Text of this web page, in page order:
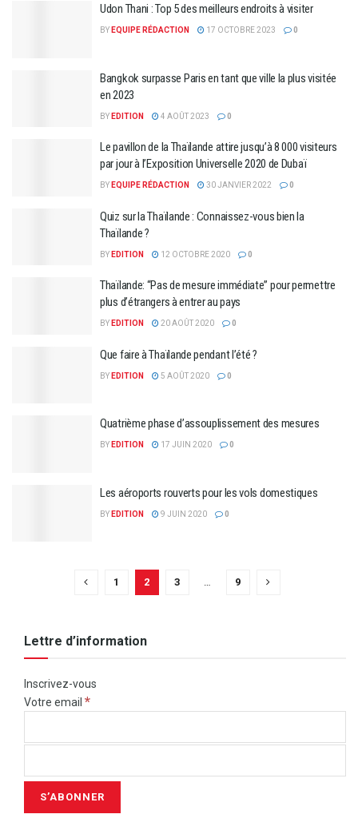
Udon Thani : Top 5 des meilleurs endroits à visiter
BY EQUIPE RÉDACTION 17 OCTOBRE 2023 0
Bangkok surpasse Paris en tant que ville la plus visitée
en 2023
BY EDITION 4 AOÛT 2023 0
Le pavillon de la Thaïlande attire jusqu’à 8 000 visiteurs
par jour à l’Exposition Universelle 2020 de Dubaï
BY EQUIPE RÉDACTION 30 JANVIER 2022 0
Quiz sur la Thaïlande : Connaissez-vous bien la
Thaïlande ?
BY EDITION 12 OCTOBRE 2020 0
Thaïlande: “Pas de mesure immédiate” pour permettre
plus d’étrangers à entrer au pays
BY EDITION 20 AOÛT 2020 0
Que faire à Thaïlande pendant l’été ?
BY EDITION 5 AOÛT 2020 0
Quatrième phase d’assouplissement des mesures
BY EDITION 17 JUIN 2020 0
Les aéroports rouverts pour les vols domestiques
BY EDITION 9 JUIN 2020 0
1 2 3 … 9
Lettre d’information
Inscrivez-vous
Votre email *